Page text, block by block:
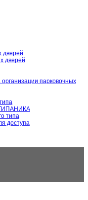
дверей
дверей
парковочных
типа
доступа